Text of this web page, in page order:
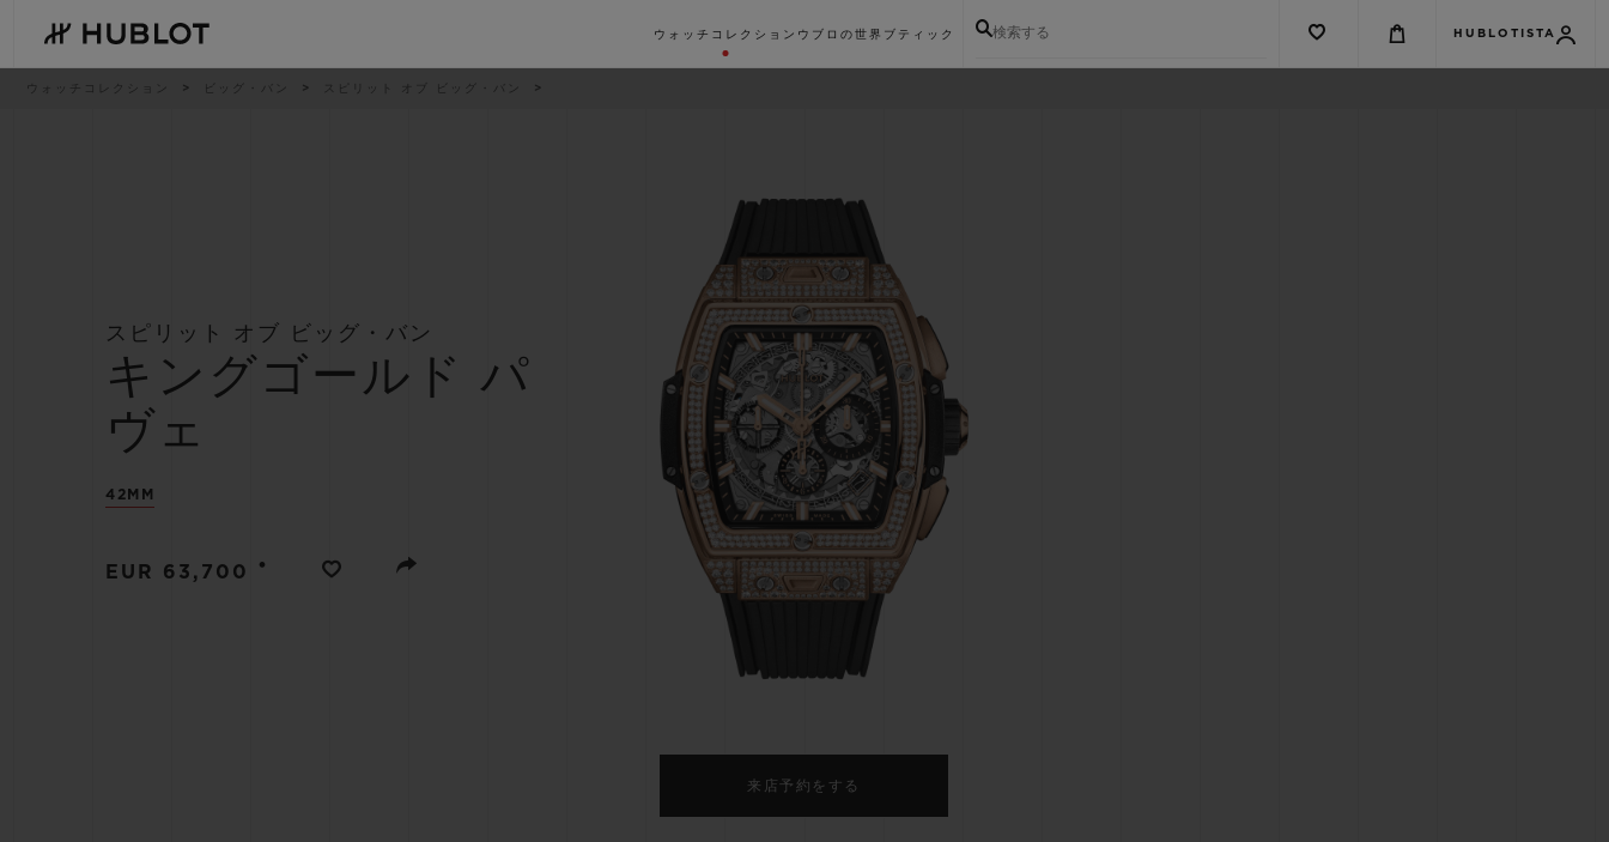
main
content
ウォッチコレクション ウブロの世界 ブティック 検索する HUBLOTISTA
パ
ウォッチコレクション ビッグ・バン スピリット オブ ビッグ・バン
スピリット オブ ビッグ・バン
キングゴールド パ
ヴェ
42MM
EUR 63,700 •
来店予約をする
ビッグ・バン スピリット オブ ビッグ・バン
エッセンシャル トープ
オンライン限定
配送日数 送料＆返品無料